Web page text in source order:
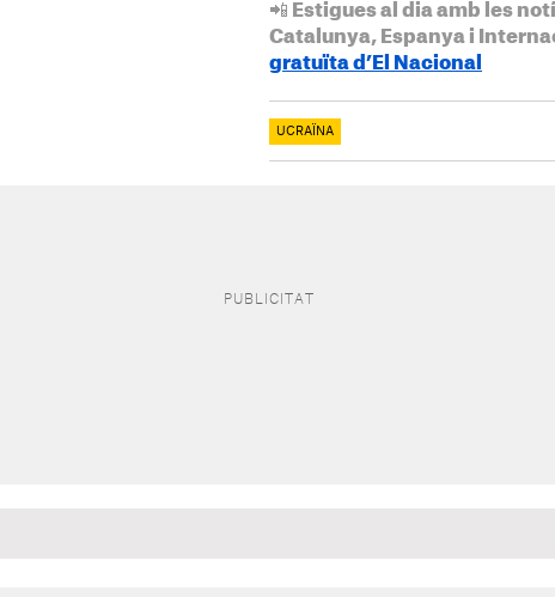
📲 Estigues al dia amb les
Catalunya, Espanya i
gratuïta d’El Nacional
UCRAÏNA